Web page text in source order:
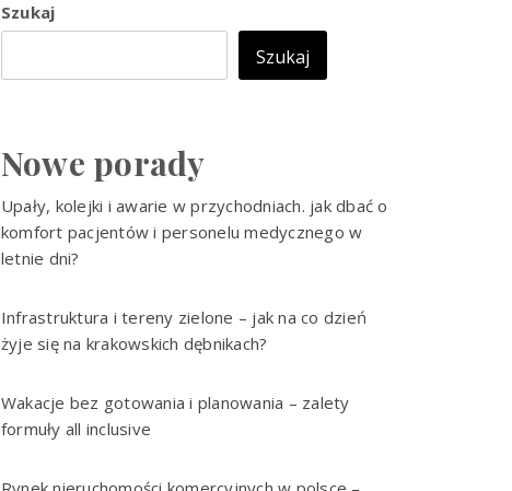
Szukaj
Szukaj
Nowe porady
Upały, kolejki i awarie w przychodniach. jak dbać o
komfort pacjentów i personelu medycznego w
letnie dni?
Infrastruktura i tereny zielone – jak na co dzień
żyje się na krakowskich dębnikach?
Wakacje bez gotowania i planowania – zalety
formuły all inclusive